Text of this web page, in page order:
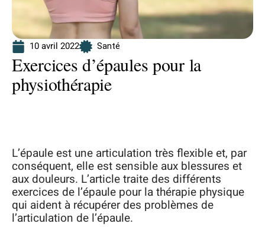
10 avril 2022 Santé
Exercices d’épaules pour la
physiothérapie
L’épaule est une articulation très flexible et, par
conséquent, elle est sensible aux blessures et
aux douleurs. L’article traite des différents
exercices de l’épaule pour la thérapie physique
qui aident à récupérer des problèmes de
l’articulation de l’épaule.